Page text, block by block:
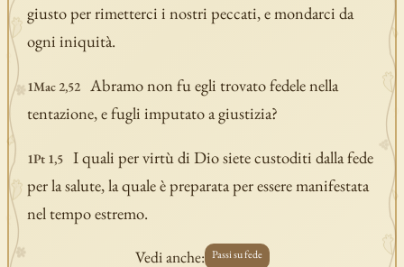
giusto per rimetterci i nostri peccati, e mondarci da
ogni iniquità.
1Mac 2,52
Abramo non fu egli trovato fedele nella
tentazione, e fugli imputato a giustizia?
1Pt 1,5
I quali per virtù di Dio siete custoditi dalla fede
per la salute, la quale è preparata per essere manifestata
nel tempo estremo.
Vedi anche: Passi su fede